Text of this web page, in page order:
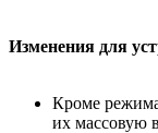
Изменения для
Кроме режима
их массовую